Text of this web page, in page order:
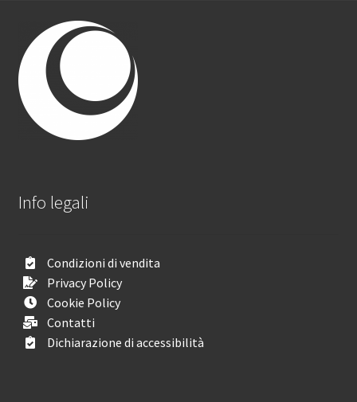
Info legali
Condizioni di vendita
Privacy Policy
Cookie Policy
Contatti
Dichiarazione di accessibilità